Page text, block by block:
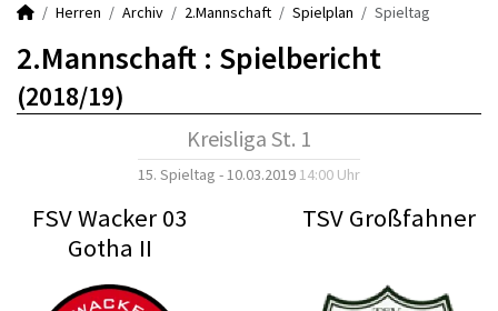
Herren Archiv 2.Mannschaft Spielplan Spieltag
2.Mannschaft : Spielbericht
(2018/19)
Kreisliga St. 1
15. Spieltag - 10.03.2019 14:00 Uhr
FSV Wacker 03
Gotha II
TSV Großfahner